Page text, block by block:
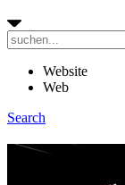
Website
Web
Search